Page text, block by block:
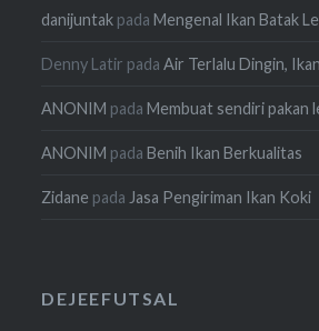
danijuntak padaMengenal Ikan Batak
Denny Latir padaAir Terlalu Dingin,
ANONIM padaMembuat sendiri pakan
ANONIM padaBenih Ikan Berkualitas
Zidane padaJasa Pengiriman Ikan Koki
DEJEEFUTSAL